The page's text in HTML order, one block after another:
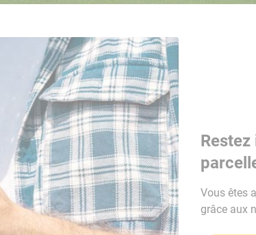
Vous êtes
grâce aux